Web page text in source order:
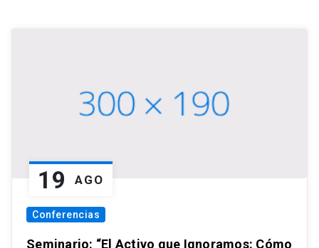
19 AGO
Conferencias
Seminario: “El Activo que Ignoramos: Cómo